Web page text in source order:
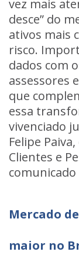
vez mais
desce” do
ativos mais
risco.
dados com
assessores
que
essa
vivenciado
Felipe
Clientes e
Mercado
maior no